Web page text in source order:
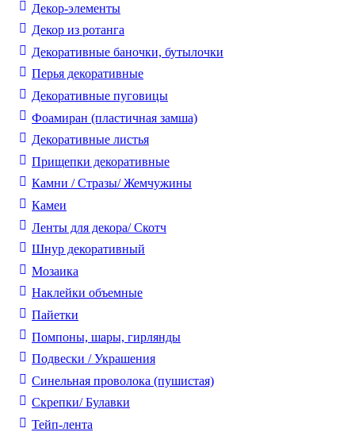
Декор-элементы
Декор из ротанга
Декоративные баночки, бутылочки
Перья декоративные
Декоративные пуговицы
Фоамиран (пластичная замша)
Декоративные листья
Прищепки декоративные
Камни / Cтразы/ Жемчужины
Камеи
Ленты для декора/ Скотч
Шнур декоративный
Мозаика
Наклейки объемные
Пайетки
Помпоны, шары, гирлянды
Подвески / Украшения
Синельная проволока (пушистая)
Скрепки/ Булавки
Тейп-лента